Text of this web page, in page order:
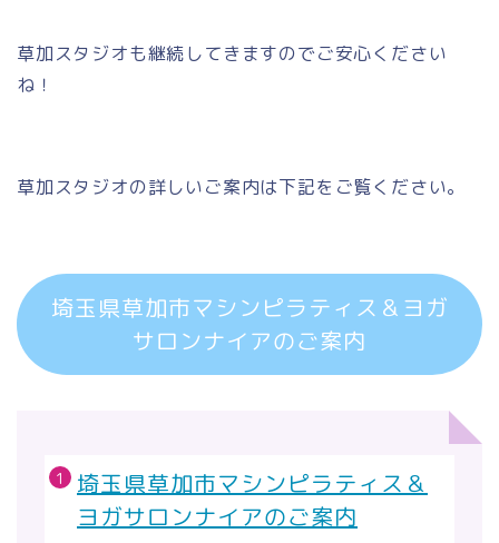
草加スタジオも継続してきますのでご安心ください
ね！
草加スタジオの詳しいご案内は下記をご覧ください。
埼玉県草加市マシンピラティス＆ヨガ
サロンナイアのご案内
埼玉県草加市マシンピラティス＆
ヨガサロンナイアのご案内